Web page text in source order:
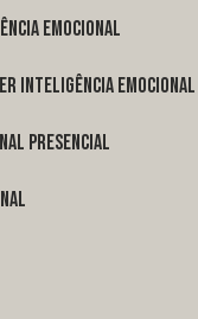
emocional
inteligência emocional
presencial